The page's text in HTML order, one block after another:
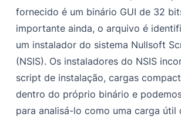
fornecido é um binário GUI de 32
importante ainda, o arquivo é
um instalador do sistema Nullsoft
(NSIS). Os instaladores do NSIS
script de instalação, cargas
dentro do próprio binário e
para analisá-lo como uma carga útil